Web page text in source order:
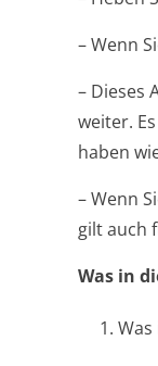
– Wenn
– Dieses
weiter.
haben
– Wenn
gilt auch
Was in
1.